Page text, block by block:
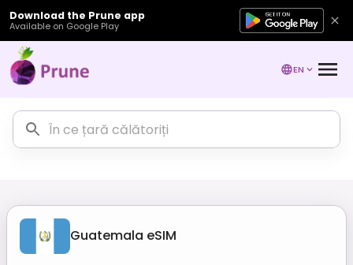
Download the Prune app
Available on Google Play
EN
Guatemala eSIM